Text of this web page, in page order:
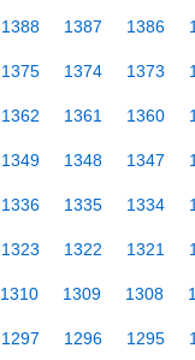
1388 1387 1386
1375 1374 1373
1362 1361 1360
1349 1348 1347
1336 1335 1334
1323 1322 1321
1310 1309 1308
1297 1296 1295